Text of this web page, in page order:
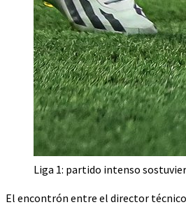
Liga 1: partido intenso
El encontrón entre el director